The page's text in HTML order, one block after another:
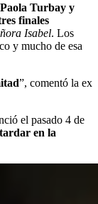
Paola Turbay y
finales
Isabel. Los
y mucho de esa
”, comentó la ex
el pasado 4 de
en la